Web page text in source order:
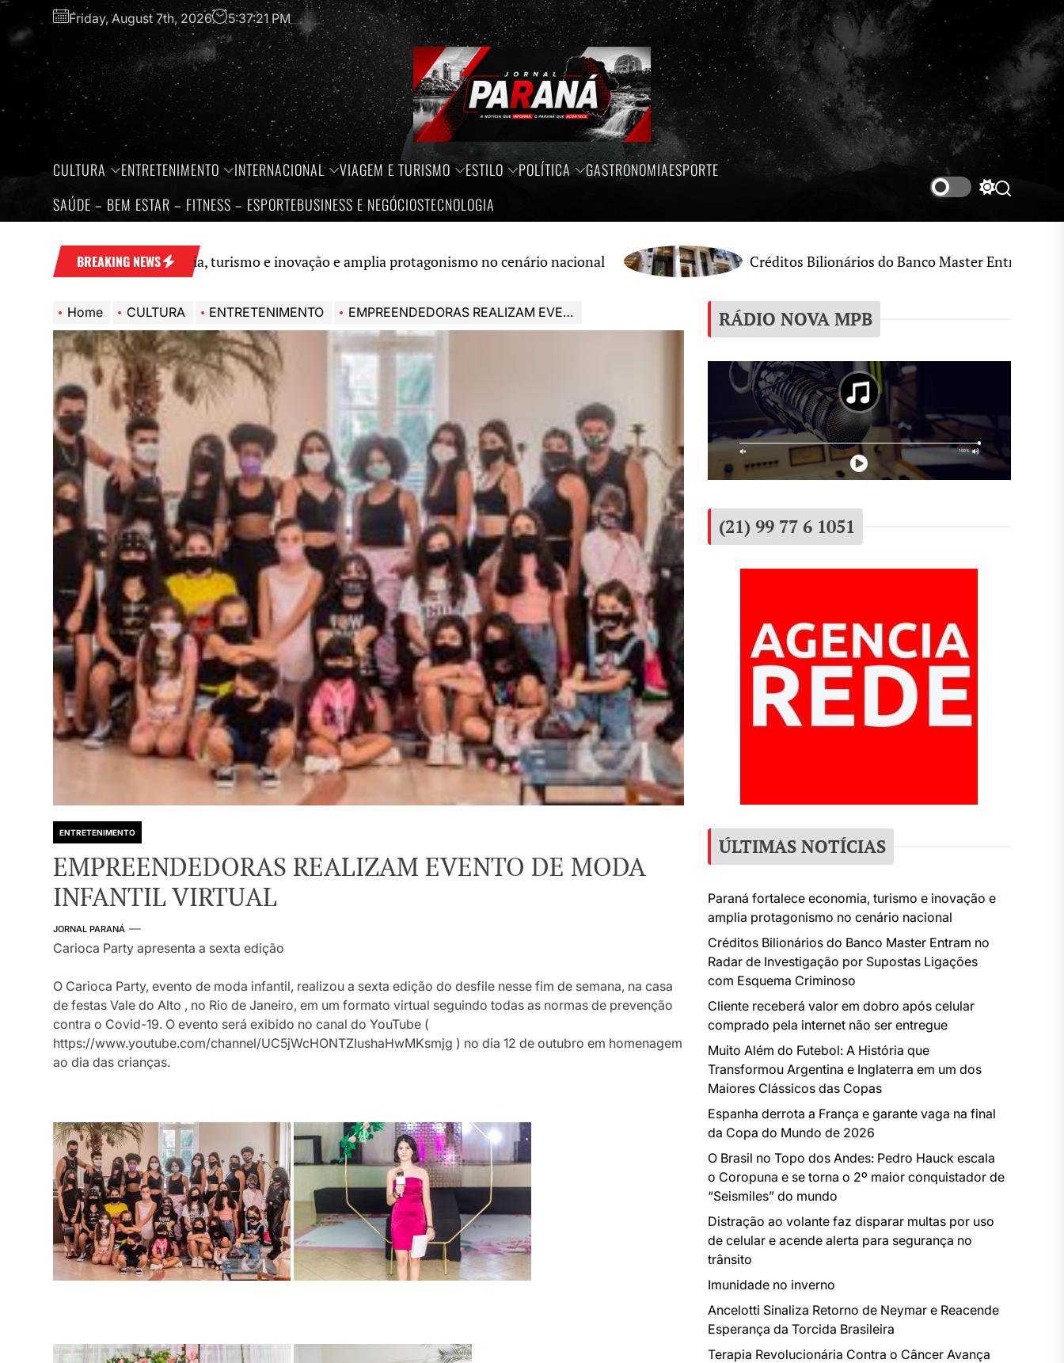
Skip
content
Friday, August 7th, 2026 5:37:22 PM
CULTURA ENTRETENIMENTO INTERNACIONAL VIAGEM E TURISMO ESTILO POLÍTICA GASTRONOMIAESPORTE
SAÚDE – BEM ESTAR – FITNESS – ESPORTEBUSINESS E NEGÓCIOSTECNOLOGIA
SwitchSearch
BREAKING NEWS
economia, turismo e inovação e amplia protagonismo no cenário nacional Créditos Bilionários do Banco Master Entram no Radar de
Home CULTURA ENTRETENIMENTO EMPREENDEDORAS REALIZAM EVENTO DE MODA INFANTIL VIRTUAL
ENTRETENIMENTO
EMPREENDEDORAS REALIZAM EVENTO DE MODA
INFANTIL VIRTUAL
JORNAL PARANÁ
Carioca Party apresenta a sexta edição
O Carioca Party, evento de moda infantil, realizou a sexta edição do desfile nesse fim de semana, na casa
de festas Vale do Alto , no Rio de Janeiro, em um formato virtual seguindo todas as normas de prevenção
contra o Covid-19. O evento será exibido no canal do YouTube (
https://www.youtube.com/channel/UC5jWcHONTZIushaHwMKsmjg ) no dia 12 de outubro em homenagem
ao dia das crianças.
RÁDIO NOVA MPB
(21) 99 77 6 1051
ÚLTIMAS NOTÍCIAS
Paraná fortalece economia, turismo e inovação e
amplia protagonismo no cenário nacional
Créditos Bilionários do Banco Master Entram no
Radar de Investigação por Supostas Ligações
com Esquema Criminoso
Cliente receberá valor em dobro após celular
comprado pela internet não ser entregue
Muito Além do Futebol: A História que
Transformou Argentina e Inglaterra em um dos
Maiores Clássicos das Copas
Espanha derrota a França e garante vaga na final
da Copa do Mundo de 2026
O Brasil no Topo dos Andes: Pedro Hauck escala
o Coropuna e se torna o 2º maior conquistador de
“Seismiles” do mundo
Distração ao volante faz disparar multas por uso
de celular e acende alerta para segurança no
trânsito
Imunidade no inverno
Ancelotti Sinaliza Retorno de Neymar e Reacende
Esperança da Torcida Brasileira
Terapia Revolucionária Contra o Câncer Avança